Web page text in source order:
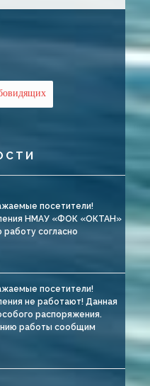
посетители!
НМАУ «ФОК «ОКТАН»
согласно
посетители!
не работают! Данная
распоряжения.
работы сообщим